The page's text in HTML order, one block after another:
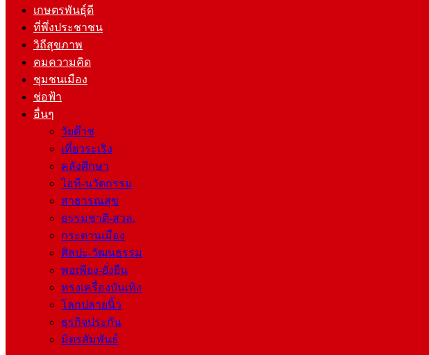
เกษตรพันธุ์ดี
ที่พึ่งประชาชน
วิถีสุขภาพ
คมความคิด
ชุมชนเมือง
ช่อฟ้า
อื่นๆ
วัยต๊าช
เที่ยวระเริง
คลังศึกษา
ไอที-นวัตกรรม
สาธารณสุข
ธรรมชาติ-สวล.
กระดานเมือง
ศิลปะ-วัฒนธรรม
พอเพียง-ยั่งยืน
ทรงเครื่องบันเทิง
โลกปลายนิ้ว
ธุรกิจประกัน
มิตรสัมพันธ์